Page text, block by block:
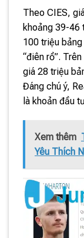
Theo CIES,
khoảng 39-46
100 triệu
“điên rồ”.
giá 28 triệu
Đáng chú ý,
là khoản đầu
Xem thêm
Yêu Thích